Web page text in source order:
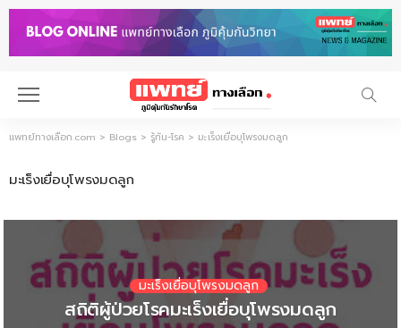
แพทย์ทางเลือก.com > Blogs > รู้ทัน-โรค > มะเร็งเยื่อบุโพรงมดลูก
มะเร็งเยื่อบุโพรงมดลูก
มะเร็งเยื่อบุโพรงมดลูก
มะเร็งเยื่อบุโพรงมดลูก รู้เร็ว รักษาหาย
มะเร็งเยื่อบุโพรงมดลูก
สถิติผู้ป่วยโรคมะเร็งเยื่อบุโพรงมดลูก
มะเร็งเยื่อบุโพรงมดลูก
ส่องกล้องตรวจโพรงมดลูกดีอย่างไร?
มะเร็งปากมดลูก มะเร็งรังไข่ มะเร็งเยื่อบุโพรงมดลูก
4 โรคที่ไม่ใช่มะเร็ง ที่ผู้หญิงไม่ควรมองข้าม